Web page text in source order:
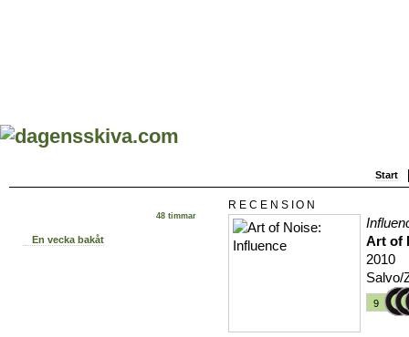
Start
48 timmar
En vecka bakåt
RECENSION
Art of
2010
Salvo/
9